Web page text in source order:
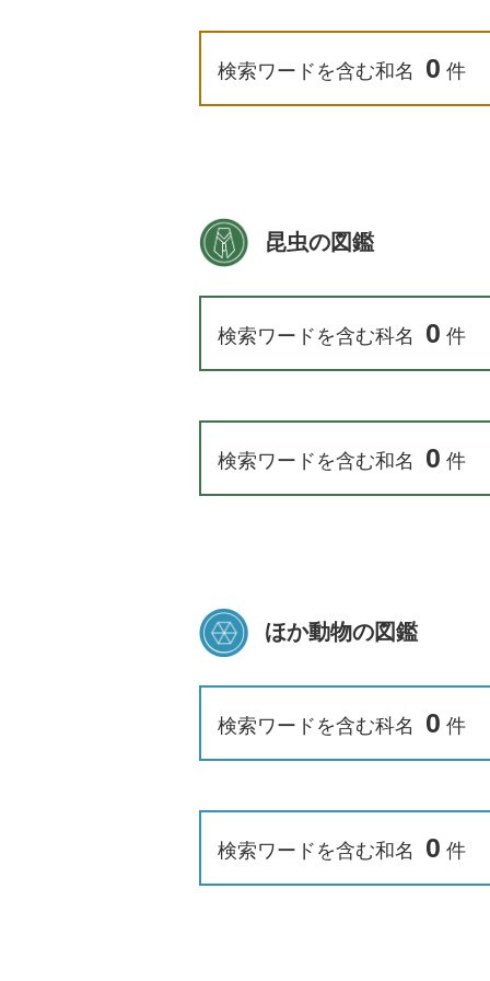
検索ワードを含む和名 0 件
昆虫の図鑑
検索ワードを含む科名 0 件
検索ワードを含む和名 0 件
ほか動物の図鑑
検索ワードを含む科名 0 件
検索ワードを含む和名 0 件